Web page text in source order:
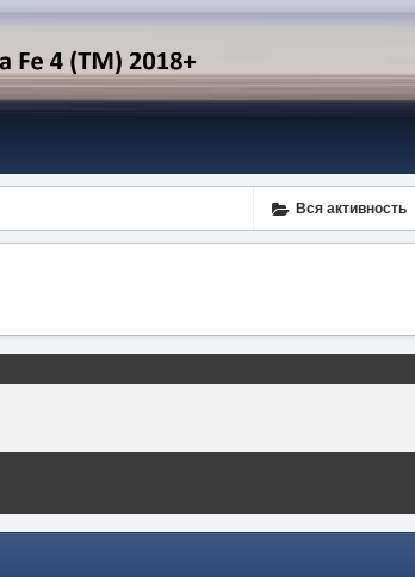
Вся активность